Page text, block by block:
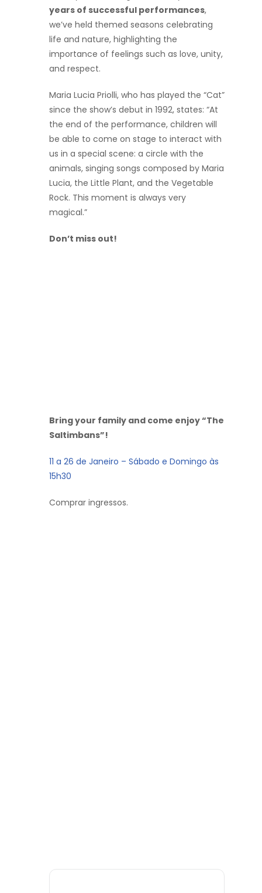
years of successful performances,
we’ve held themed seasons celebrating
life and nature, highlighting the
importance of feelings such as love, unity,
and respect.
Maria Lucia Priolli, who has played the “Cat”
since the show’s debut in 1992, states: “At
the end of the performance, children will
be able to come on stage to interact with
us in a special scene: a circle with the
animals, singing songs composed by Maria
Lucia, the Little Plant, and the Vegetable
Rock. This moment is always very
magical.”
Don’t miss out!
Bring your family and come enjoy “The
Saltimbans”!
11 a 26 de Janeiro – Sábado e Domingo às
15h30
Comprar ingressos.